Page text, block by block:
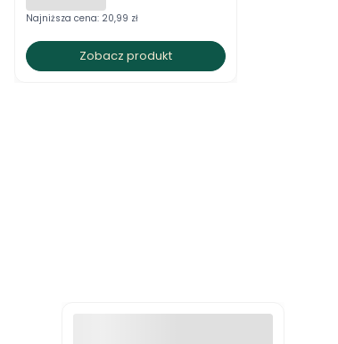
Najniższa cena: 20,99 zł
Zobacz produkt